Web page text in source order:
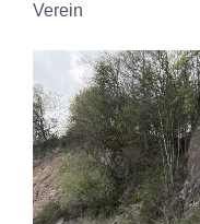
Verein